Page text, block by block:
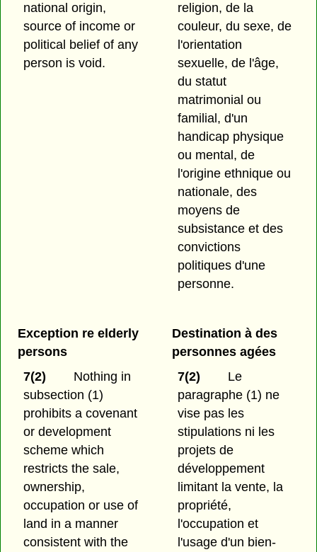
national origin,
source of income or
political belief of any
person is void.
religion, de la
couleur, du sexe, de
l'orientation
sexuelle, de l'âge,
du statut
matrimonial ou
familial, d'un
handicap physique
ou mental, de
l'origine ethnique ou
nationale, des
moyens de
subsistance et des
convictions
politiques d'une
personne.
Exception re elderly
persons
7(2)
Nothing in
subsection (1)
prohibits a covenant
or development
scheme which
restricts the sale,
ownership,
occupation or use of
land in a manner
consistent with the
Destination à des
personnes agées
7(2)
Le
paragraphe (1) ne
vise pas les
stipulations ni les
projets de
développement
limitant la vente, la
propriété,
l'occupation et
l'usage d'un bien-